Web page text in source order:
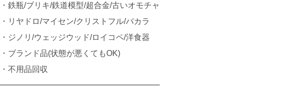
・鉄瓶/ブリキ/鉄道模型/超合金/古いオモチャ
・リヤドロ/マイセン/クリストフル/バカラ
・ジノリ/ウェッジウッド/ロイコペ/洋食器
・ブランド品(状態が悪くてもOK)
・不用品回収
━━━━━━━━━━━━━━━━━━━━